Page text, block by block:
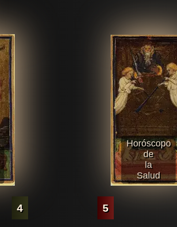
Horóscopo
de
la
Salud
4 5